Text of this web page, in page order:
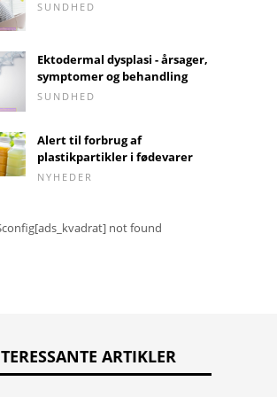
SUNDHED
Ektodermal dysplasi - årsager,
symptomer og behandling
SUNDHED
Alert til forbrug af
plastikpartikler i fødevarer
NYHEDER
not found
ARTIKLER